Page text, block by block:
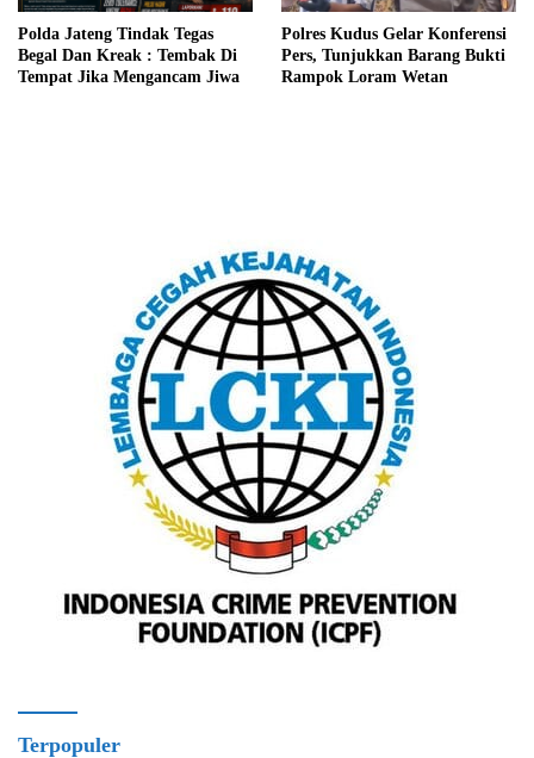
Polda Jateng Tindak Tegas
Begal Dan Kreak : Tembak Di
Tempat Jika Mengancam Jiwa
Polres Kudus Gelar Konferensi
Pers, Tunjukkan Barang Bukti
Rampok Loram Wetan
Terpopuler